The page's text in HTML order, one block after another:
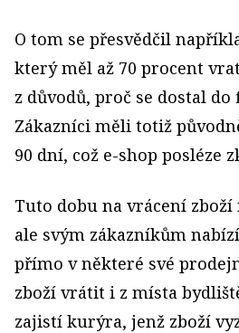
O tom se přesvědčil
který měl až 70 procent
z důvodů, proč se dostal
Zákazníci měli totiž
90 dní, což e-shop posléze
Tuto dobu na vrácení zboží
ale svým zákazníkům
přímo v některé své
zboží vrátit i z místa
zajistí kurýra, jenž zboží